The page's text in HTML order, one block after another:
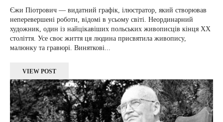
Єжи Піотрович — видатний графік, ілюстратор, який створював
неперевершені роботи, відомі в усьому світі. Неординарний
художник, один із найцікавіших польських живописців кінця XX
століття. Усе своє життя ця людина присвятила живопису,
малюнку та гравюрі. Виняткові...
VIEW POST